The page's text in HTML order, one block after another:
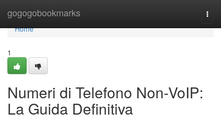
gogogobookmarks
Home
Home
1
Numeri di Telefono Non-VoIP:
La Guida Definitiva